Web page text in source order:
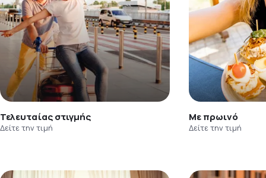
Τελευταίας στιγμής
Δείτε την τιμή
Με πρωινό
Δείτε την τιμή